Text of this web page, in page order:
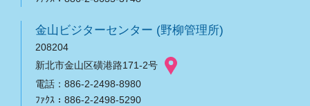
金山ビジターセンター (野柳管理所)
208204
新北市金山区磺港路171-2号
電話：886-2-2498-8980
ﾌｧｸｽ：886-2-2498-5290